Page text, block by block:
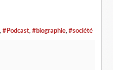
, #Podcast, #biographie, #société